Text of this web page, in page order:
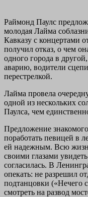
Раймонд Паулс
молодая Лайма
Кавказу с концертами
получил отказ, о чем
одного города в
аварию, водители
перестрелкой.
Лайма провела
одной из нескольких
Паулса, чем
Предложение
поработать певицей в
ей надежным. Всю
своими глазами
согласилась. В
опекать: не разрешил
подтанцовки («Нечего
смотреть на развод